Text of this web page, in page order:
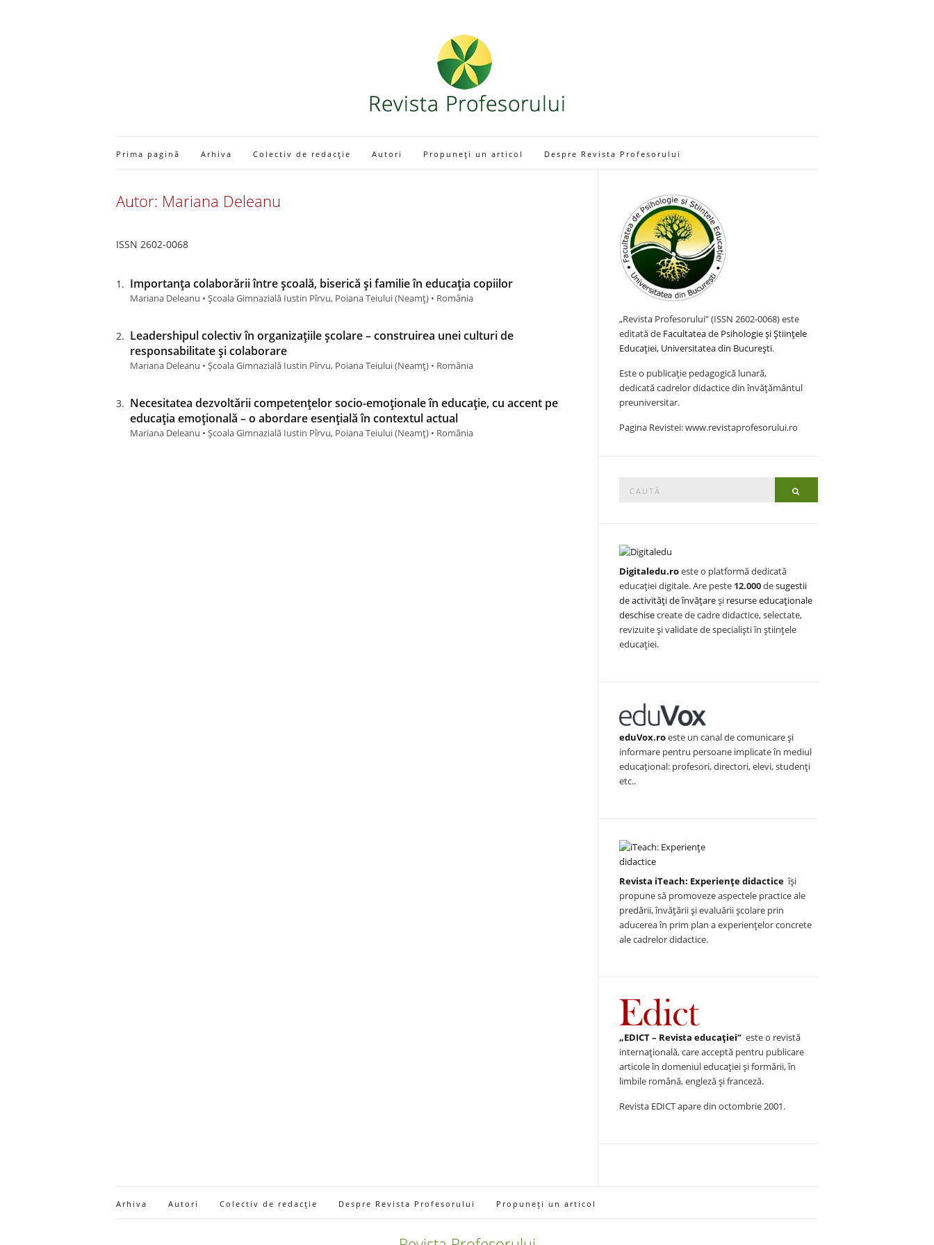
Prima pagină Arhiva Colectiv de redacție Autori Propuneți un articol Despre Revista Profesorului
Autor: Mariana Deleanu
ISSN 2602-0068
Importanța colaborării între școală, biserică și familie în educația copiilor
Mariana Deleanu • Școala Gimnazială Iustin Pîrvu, Poiana Teiului (Neamţ) • România
Leadershipul colectiv în organizațiile școlare – construirea unei culturi de
responsabilitate și colaborare
Mariana Deleanu • Școala Gimnazială Iustin Pîrvu, Poiana Teiului (Neamţ) • România
Necesitatea dezvoltării competențelor socio-emoționale în educație, cu accent pe
educația emoțională – o abordare esențială în contextul actual
Mariana Deleanu • Școala Gimnazială Iustin Pîrvu, Poiana Teiului (Neamţ) • România
„Revista Profesorului” (ISSN 2602-0068) este
editată de Facultatea de Psihologie și Științele
Educației, Universitatea din București.
Este o publicație pedagogică lunară,
dedicată cadrelor didactice din învățământul
preuniversitar.
Pagina Revistei: www.revistaprofesorului.ro
for:
Digitaledu.roeste o platformă dedicată
educației digitale. Are peste 12.000desugestii
de activități de învățareși resurse educaționale
deschisecreate de cadre didactice, selectate,
revizuite și validate de specialiști în științele
educației.
eduVox.roeste un canal de comunicare și
informare pentru persoane implicate în mediul
educațional: profesori, directori, elevi, studenți
etc..
Revista iTeach: Experienţe didactice îşi
propune să promoveze aspectele practice ale
predării, învăţării şi evaluării şcolare prin
aducerea în prim plan a experienţelor concrete
ale cadrelor didactice.
„EDICT – Revista educației” este o revistă
internațională, care acceptă pentru publicare
articole în domeniul educației și formării, în
limbile română, engleză și franceză.
Revista EDICT apare din octombrie 2001.
Arhiva Autori Colectiv de redacție Despre Revista Profesorului Propuneți un articol